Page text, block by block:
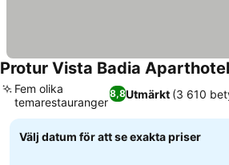
Protur Vista Badia Aparthotel
8,8Utmärkt (3 610
Fem olika
temarestauranger
Välj datum för att se exakta priser